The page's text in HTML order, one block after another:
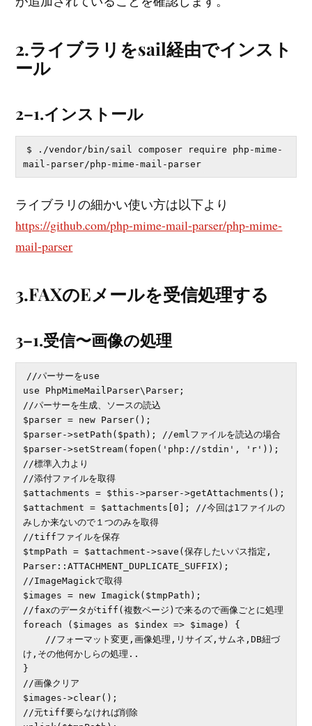
2.ライブラリをsail経由でインスト
ール
2–1.インストール
$ ./vendor/bin/sail composer require php-mime-
ライブラリの細かい使い方は以下より
https://github.com/php-mime-mail-parser/php-mime-
mail-parser
3.FAXのEメールを受信処理する
3–1.受信〜画像の処理
//パーサーをuse
use PhpMimeMailParser\Parser;
//パーサーを生成、ソースの読込
$parser = new Parser();
$parser->setPath($path); //emlファイルを読込の場合
$parser->setStream(fopen('php://stdin', 'r'));
//標準入力より
//添付ファイルを取得
$attachments = $this->parser->getAttachments();
$attachment = $attachments[0]; //今回は1ファイルの
みしか来ないので１つのみを取得
//tiffファイルを保存
$tmpPath = $attachment->save(保存したいパス指定,
Parser::ATTACHMENT_DUPLICATE_SUFFIX);
//ImageMagickで取得
$images = new Imagick($tmpPath);
//faxのデータがtiff(複数ページ)で来るので画像ごとに処理
foreach ($images as $index => $image) {
け,その他何かしらの処理..
}
//画像クリア
$images->clear();
//元tiff要らなければ削除